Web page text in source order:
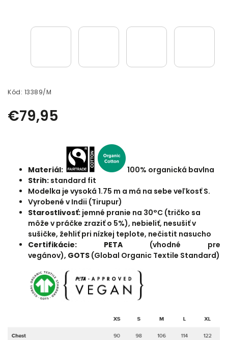
Kód: 13389/M
€79,95
Materiál:
100% organická bavlna
Strih: standard fit
Modelka je vysoká 1.75 m a má na sebe veľkosť S.
Vyrobené v Indii (Tirupur)
Starostlivosť: jemné pranie na 30°C (tričko sa
môže v práčke zraziť o 5%), nebieliť, nesušiť v
sušičke, žehliť pri nízkej teplote, nečistit nasucho
Certifikácie: PETA (vhodné pre
vegánov), GOTS (Global Organic Textile Standard)